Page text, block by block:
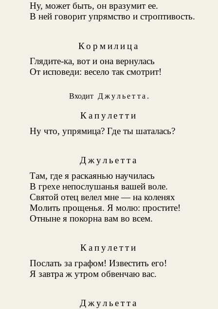
Ну, может быть, он вразумит ее.
В ней говорит упрямство и строптивость.
Кормилица
Глядите-ка, вот и она вернулась
От исповеди: весело так смотрит!
Входит Джульетта .
Капулетти
Ну что, упрямица? Где ты шаталась?
Джульетта
Там, где я раскаянью научилась
В грехе непослушанья вашей воле.
Святой отец велел мне — на коленях
Молить прощенья. Я молю: простите!
Отныне я покорна вам во всем.
Капулетти
Послать за графом! Известить его!
Я завтра ж утром обвенчаю вас.
Джульетта